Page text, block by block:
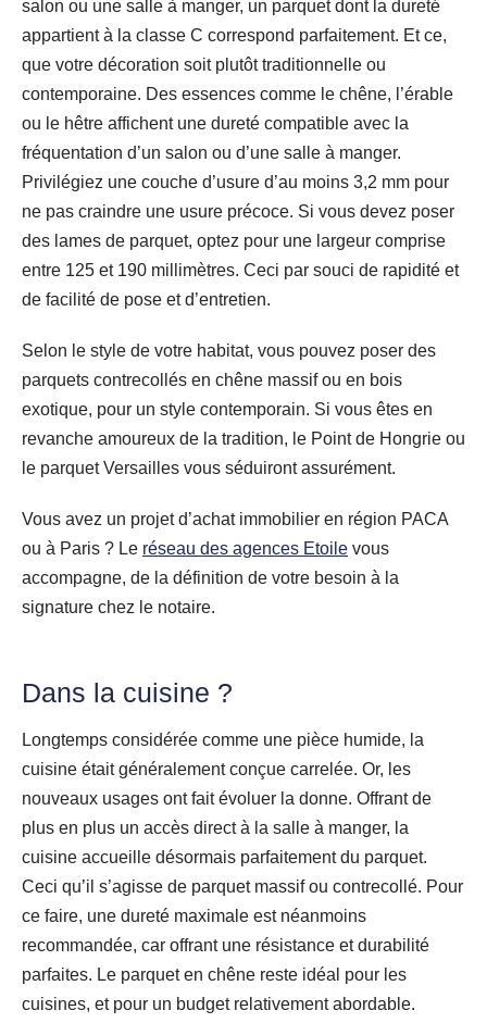
salon ou une salle à manger, un parquet dont la dureté
appartient à la classe C correspond parfaitement. Et ce,
que votre décoration soit plutôt traditionnelle ou
contemporaine. Des essences comme le chêne, l’érable
ou le hêtre affichent une dureté compatible avec la
fréquentation d’un salon ou d’une salle à manger.
Privilégiez une couche d’usure d’au moins 3,2 mm pour
ne pas craindre une usure précoce. Si vous devez poser
des lames de parquet, optez pour une largeur comprise
entre 125 et 190 millimètres. Ceci par souci de rapidité et
de facilité de pose et d’entretien.
Selon le style de votre habitat, vous pouvez poser des
parquets contrecollés en chêne massif ou en bois
exotique, pour un style contemporain. Si vous êtes en
revanche amoureux de la tradition, le Point de Hongrie ou
le parquet Versailles vous séduiront assurément.
Vous avez un projet d’achat immobilier en région PACA
ou à Paris ? Le réseau des agences Etoile vous
accompagne, de la définition de votre besoin à la
signature chez le notaire.
Dans la cuisine ?
Longtemps considérée comme une pièce humide, la
cuisine était généralement conçue carrelée. Or, les
nouveaux usages ont fait évoluer la donne. Offrant de
plus en plus un accès direct à la salle à manger, la
cuisine accueille désormais parfaitement du parquet.
Ceci qu’il s’agisse de parquet massif ou contrecollé. Pour
ce faire, une dureté maximale est néanmoins
recommandée, car offrant une résistance et durabilité
parfaites. Le parquet en chêne reste idéal pour les
cuisines, et pour un budget relativement abordable.